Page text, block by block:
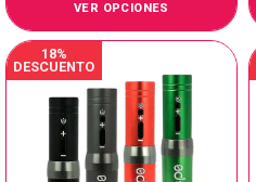
VER OPCIONES
18%
DESCUENTO